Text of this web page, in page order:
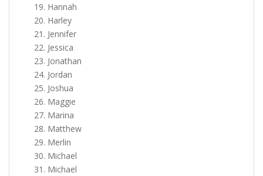
Hannah
Harley
Jennifer
Jessica
Jonathan
Jordan
Joshua
Maggie
Marina
Matthew
Merlin
Michael
Michael